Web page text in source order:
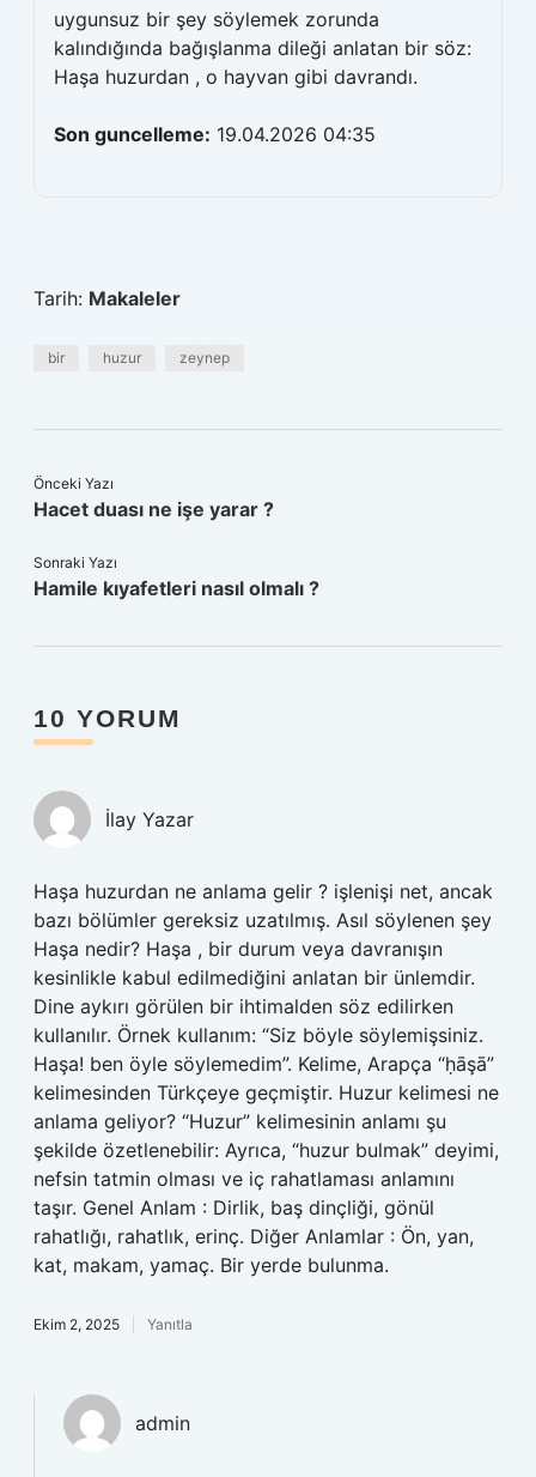
uygunsuz bir şey söylemek zorunda
kalındığında bağışlanma dileği anlatan bir söz:
Haşa huzurdan , o hayvan gibi davrandı.
Son guncelleme: 19.04.2026 04:35
Tarih: Makaleler
bir huzur zeynep
Önceki Yazı
Hacet duası ne işe yarar ?
Sonraki Yazı
Hamile kıyafetleri nasıl olmalı ?
10 YORUM
İlay Yazar
Haşa huzurdan ne anlama gelir ? işlenişi net, ancak
bazı bölümler gereksiz uzatılmış. Asıl söylenen şey
Haşa nedir? Haşa , bir durum veya davranışın
kesinlikle kabul edilmediğini anlatan bir ünlemdir.
Dine aykırı görülen bir ihtimalden söz edilirken
kullanılır. Örnek kullanım: “Siz böyle söylemişsiniz.
Haşa! ben öyle söylemedim”. Kelime, Arapça “ḥāşā”
kelimesinden Türkçeye geçmiştir. Huzur kelimesi ne
anlama geliyor? “Huzur” kelimesinin anlamı şu
şekilde özetlenebilir: Ayrıca, “huzur bulmak” deyimi,
nefsin tatmin olması ve iç rahatlaması anlamını
taşır. Genel Anlam : Dirlik, baş dinçliği, gönül
rahatlığı, rahatlık, erinç. Diğer Anlamlar : Ön, yan,
kat, makam, yamaç. Bir yerde bulunma.
Ekim 2, 2025 Yanıtla
admin